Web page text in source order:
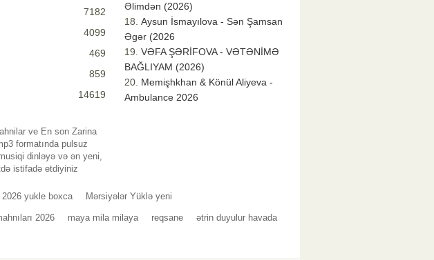
7182
4099
469
859
14619
ve En son Zarina
formatında pulsuz
dinləyə və ən yeni,
istifadə etdiyiniz
Əlimdən (2026)
Aysun İsmayılova - Sən Şamsan
Əgər (2026
VƏFA ŞƏRİFOVA - VƏTƏNİMƏ
BAĞLIYAM (2026)
Memişhkhan & Könül Aliyeva -
Ambulance 2026
2026 yukle boxca Mərsiyələr Yüklə yeni
2026 maya mila milaya reqsane ətrin duyulur havada